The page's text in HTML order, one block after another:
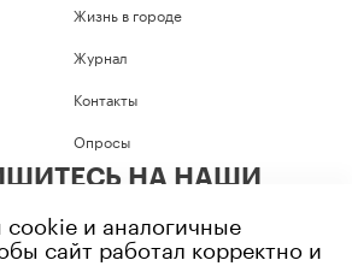
Жизнь в городе
Журнал
Контакты
Опросы
НА НАШИ
и аналогичные
сайт работал корректно и